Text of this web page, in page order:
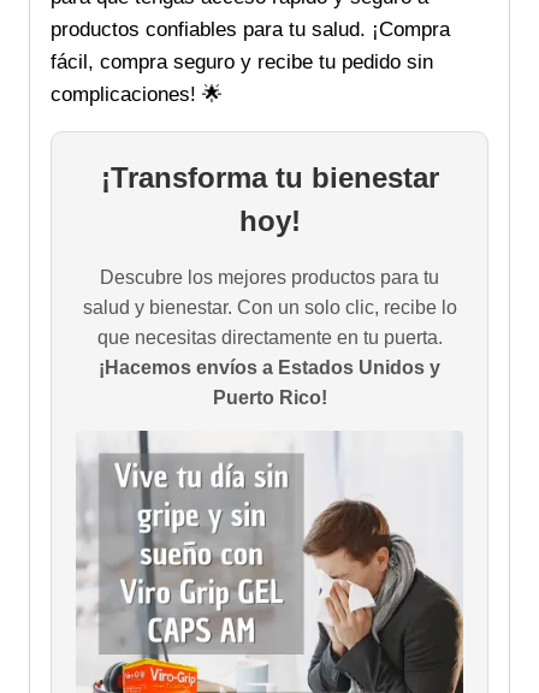
productos confiables para tu salud. ¡Compra
fácil, compra seguro y recibe tu pedido sin
complicaciones! 🌟
¡Transforma tu bienestar
hoy!
Descubre los mejores productos para tu
salud y bienestar. Con un solo clic, recibe lo
que necesitas directamente en tu puerta.
¡Hacemos envíos a Estados Unidos y
Puerto Rico!